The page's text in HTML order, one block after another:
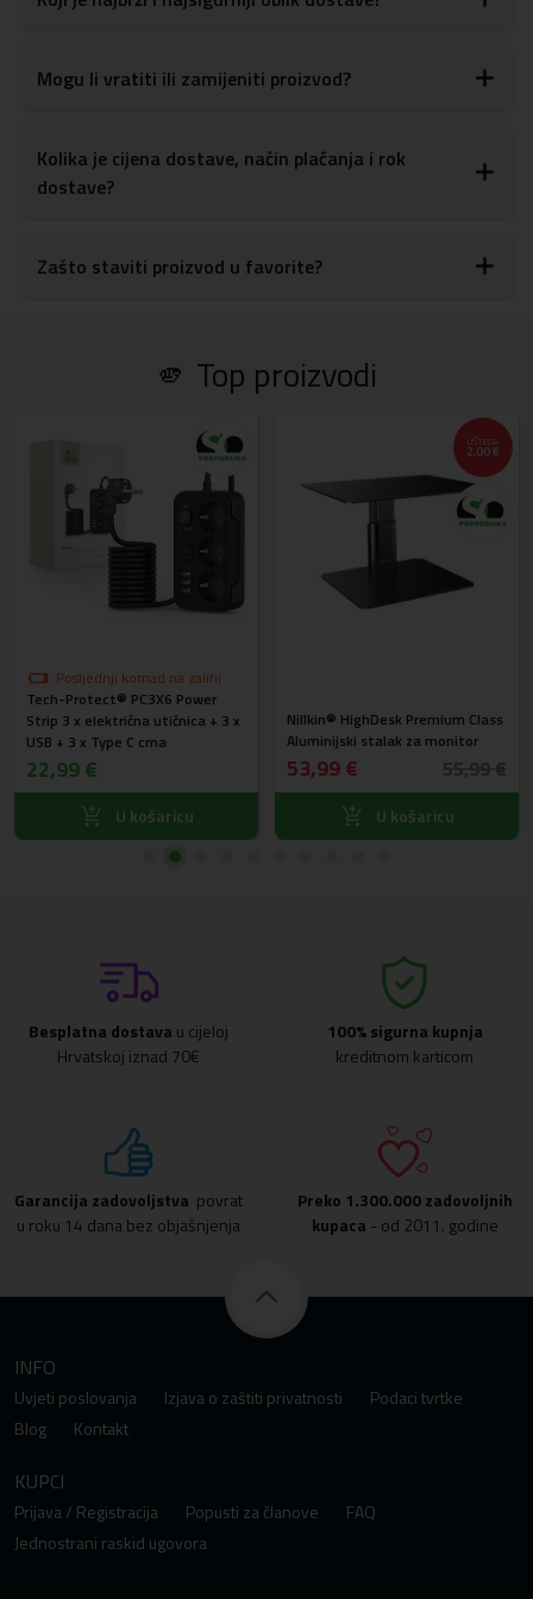
Mogu li vratiti ili zamijeniti proizvod?
Kolika je cijena dostave, način plaćanja i rok
dostave?
Zašto staviti proizvod u favorite?
🫵 Top proizvodi
Posljednji komad na zalihi
Tech-Protect® PC3X6 Power
Strip 3 x električna utičnica + 3 x
USB + 3 x Type C crna
22,99 €
U košaricu
UŠTEDA
2,00 €
Nillkin® HighDesk Premium Class
Aluminijski stalak za monitor
53,99 €
U košaricu
Besplatna dostava u cijeloj
Hrvatskoj iznad 70€
100% sigurna kupnja
kreditnom karticom
Garancija zadovoljstva povrat
u roku 14 dana bez objašnjenja
Preko 1.300.000 zadovoljnih
kupaca - od 2011. godine
INFO
Uvjeti poslovanja Izjava o zaštiti privatnosti
Podaci tvrtke
Blog
Kontakt
KUPCI
Prijava / Registracija Popusti za članove
FAQ
Jednostrani raskid ugovora